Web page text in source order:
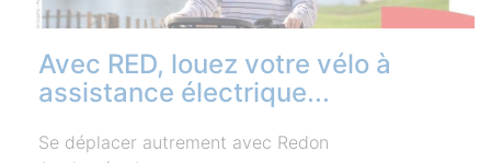
Avec RED, louez votre vélo à
assistance électrique...
Se déplacer autrement avec Redon